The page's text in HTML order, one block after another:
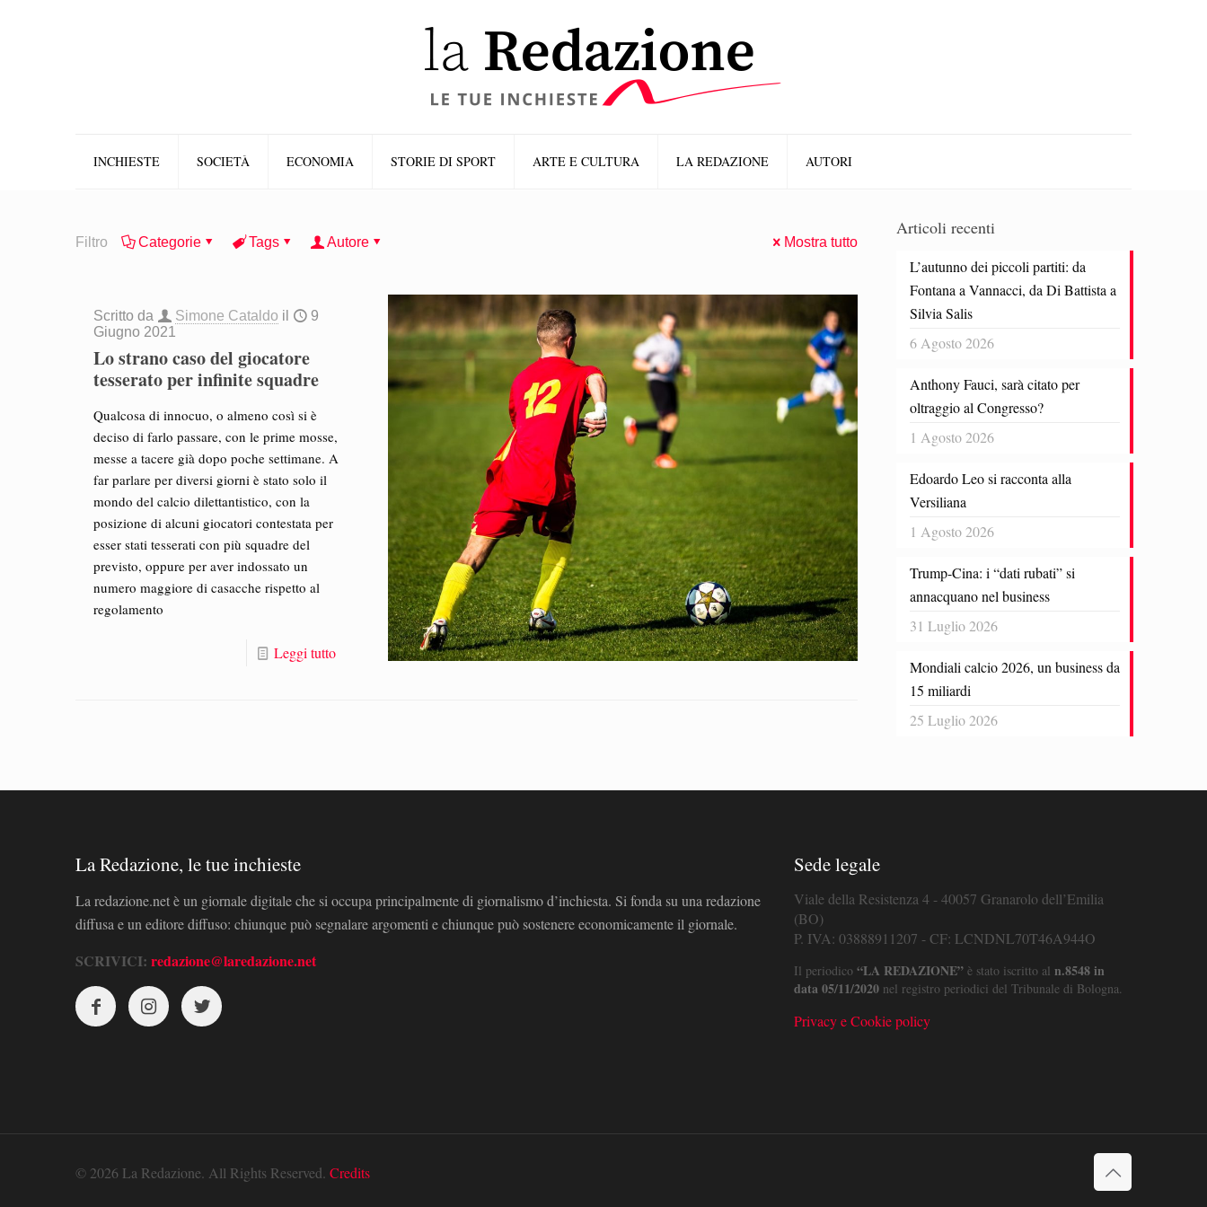
INCHIESTE SOCIETÀ ECONOMIA STORIE DI SPORT ARTE E CULTURA LA REDAZIONE AUTORI
Filtro Categorie Tags Autore Mostra tutto
Scritto da Simone Cataldo il
9
Giugno 2021
Lo strano caso del giocatore
tesserato per infinite squadre
Qualcosa di innocuo, o almeno così si è
deciso di farlo passare, con le prime mosse,
messe a tacere già dopo poche settimane. A
far parlare per diversi giorni è stato solo il
mondo del calcio dilettantistico, con la
posizione di alcuni giocatori contestata per
esser stati tesserati con più squadre del
previsto, oppure per aver indossato un
numero maggiore di casacche rispetto al
regolamento
Leggi tutto
Articoli recenti
L’autunno dei piccoli partiti: da
Fontana a Vannacci, da Di Battista a
Silvia Salis
6 Agosto 2026
Anthony Fauci, sarà citato per
oltraggio al Congresso?
1 Agosto 2026
Edoardo Leo si racconta alla
Versiliana
1 Agosto 2026
Trump-Cina: i “dati rubati” si
annacquano nel business
31 Luglio 2026
Mondiali calcio 2026, un business da
15 miliardi
25 Luglio 2026
La Redazione, le tue inchieste
La redazione.net è un giornale digitale che si occupa principalmente di giornalismo d’inchiesta. Si fonda su una redazione
diffusa e un editore diffuso: chiunque può segnalare argomenti e chiunque può sostenere economicamente il giornale.
SCRIVICI: redazione@laredazione.net
Sede legale
Viale della Resistenza 4 - 40057 Granarolo dell’Emilia
(BO)
P. IVA: 03888911207 - CF: LCNDNL70T46A944O
Il periodico “LA REDAZIONE”è stato iscritto al n.8548 in
data 05/11/2020nel registro periodici del Tribunale di Bologna.
Privacy e Cookie policy
© 2026 La Redazione. All Rights Reserved. Credits